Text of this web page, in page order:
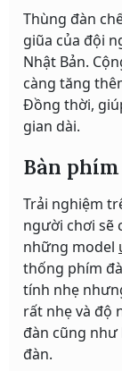
Thùng đàn
giũa của đội
Nhật Bản.
càng tăng
Đồng thời,
gian dài.
Bàn
Trải nghiệm
người chơi sẽ
những model
thống phím
tính nhẹ
rất nhẹ và độ
đàn cũng như
đàn.